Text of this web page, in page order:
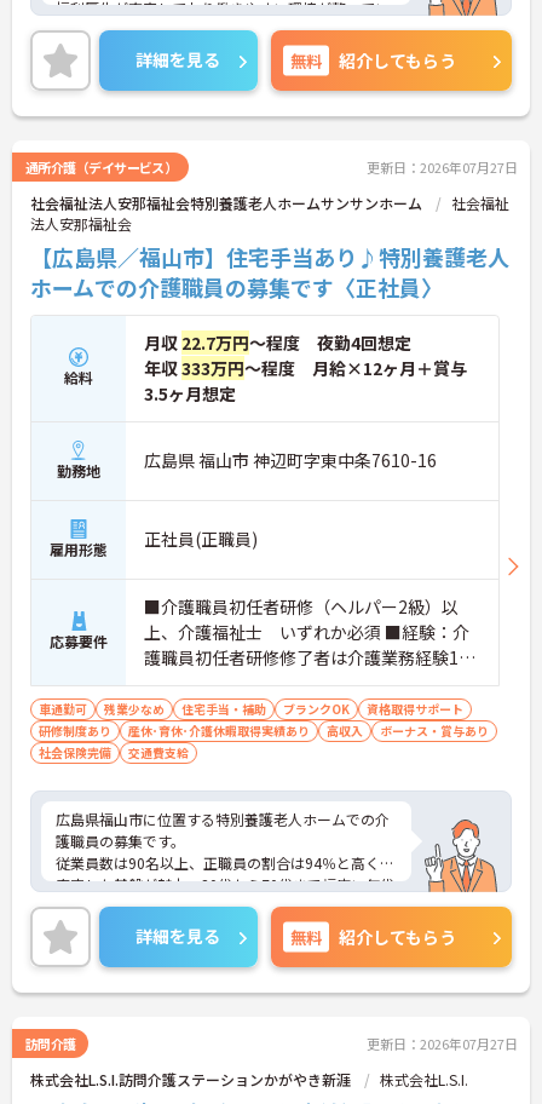
福利厚生が充実しており働きやすい環境が整ってい
ます。資格取得支援制度や研修制度があり、働きな
がらスキルアップが見込めます。
ご興味のある方には、面接対策ポイントなど、さら
に詳細をお話しいたしますのでお気軽にご相談くだ
さい！
詳細を見る 無料 紹介してもらう
通所介護（デイサービス） 更新日：2026年07月27日
社会福祉法人安那福祉会特別養護老人ホームサンサンホーム
社会福祉
法人安那福祉会
【広島県／福山市】住宅手当あり♪特別養護老人
ホームでの介護職員の募集です〈正社員〉
給料
月収 22.7万円～程度 夜勤4回想定
年収333万円～程度 月給×12ヶ月＋賞与
3.5ヶ月想定
勤務地 広島県 福山市 神辺町字東中条7610-16
雇用形態 正社員(正職員)
応募要件
■介護職員初任者研修（ヘルパー2級）以
上、介護福祉士 いずれか必須 ■経験：介
護職員初任者研修修了者は介護業務経験1年
以上のこと ■普通自動車運転免許 必須
車通勤可 残業少なめ 住宅手当・補助 ブランクOK
資格取得サポート
研修制度あり
産休･育休･介護休暇取得実績あり 高収入
ボーナス・賞与あり
社会保険完備
交通費支給
広島県福山市に位置する特別養護老人ホームでの介
護職員の募集です。
従業員数は90名以上、正職員の割合は94％と高く、
安定した基盤が魅力。20代から70代まで幅広い年代
の職員が活躍しており、男女比も4：6とバランスの
取れた職場です。住宅手当や扶養手当、財形貯蓄、
退職金共済といった福利厚生が充実しており、生活
面でもしっかりとサポート。賞与は年3回、昇給の
実績もあり、安心して長くキャリアを築けます。経
一人ひとりに寄り添う介護を実践できます。チーム
ワークを大切に、安定した環境でじっくりと利用者
様と向き合いたい方におすすめです。ご興味のある
詳細を見る 無料 紹介してもらう
訪問介護 更新日：2026年07月27日
株式会社L.S.I.訪問介護ステーションかがやき新涯 株式会社L.S.I.